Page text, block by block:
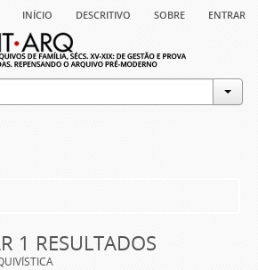
início descritivo sobre entrar
1 RESULTADOS